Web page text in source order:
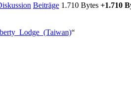
Beiträge 1.710 Bytes +1.710
“